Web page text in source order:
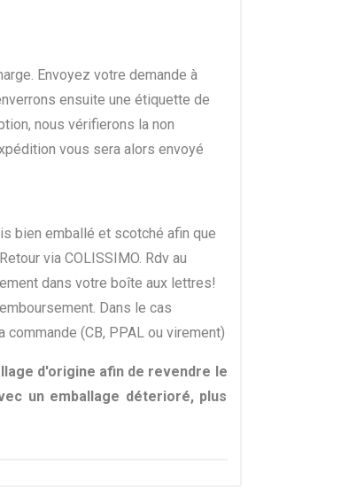
Envoyez votre demande à
ensuite une étiquette de
nous vérifierons la non
vous sera alors envoyé
bien emballé et scotché afin que
via COLISSIMO. Rdv au
dans votre boîte aux lettres!
Dans le cas
(CB, PPAL ou virement)
d'origine afin de revendre le
un emballage déterioré, plus